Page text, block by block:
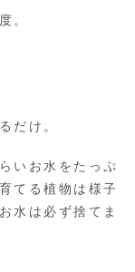
。
だけ。
いお水をたっぷ
てる植物は様子
水は必ず捨てま